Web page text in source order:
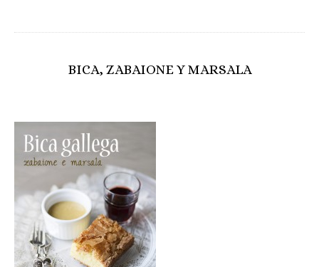
BICA, ZABAIONE Y MARSALA